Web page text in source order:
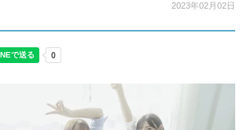
2023年02月02日